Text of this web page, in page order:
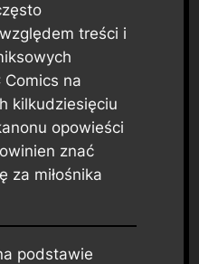
treści i
na
kilkudziesięciu
opowieści
znać
za miłośnika
podstawie